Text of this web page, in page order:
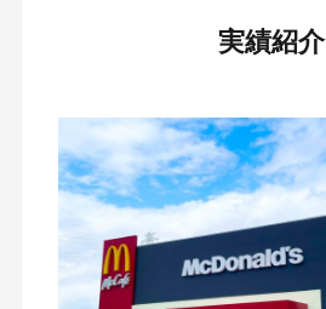
実績紹介